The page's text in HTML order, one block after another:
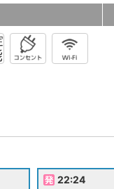
22:24